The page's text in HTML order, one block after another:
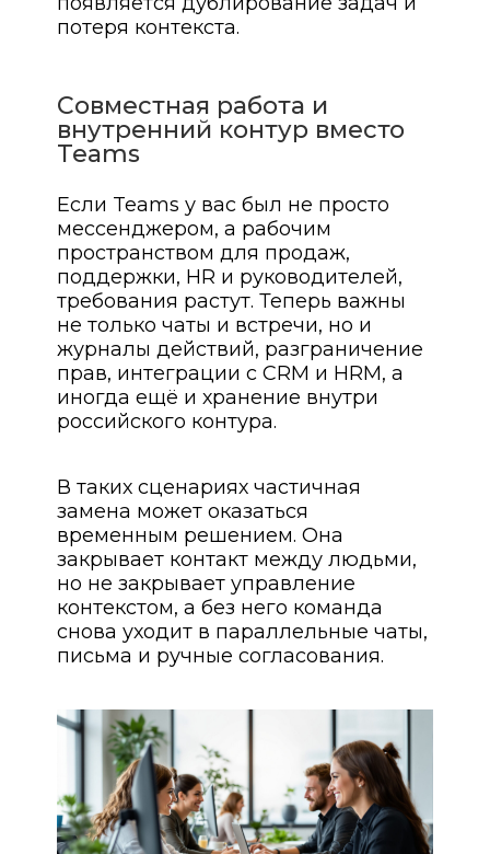
потеря контекста.
Совместная работа и
внутренний контур вместо
Teams
Если Teams у вас был не просто
мессенджером, а рабочим
пространством для продаж,
поддержки, HR и руководителей,
требования растут. Теперь важны
не только чаты и встречи, но и
журналы действий, разграничение
прав, интеграции с CRM и HRM, а
иногда ещё и хранение внутри
российского контура.
В таких сценариях частичная
замена может оказаться
временным решением. Она
закрывает контакт между людьми,
но не закрывает управление
контекстом, а без него команда
снова уходит в параллельные чаты,
письма и ручные согласования.